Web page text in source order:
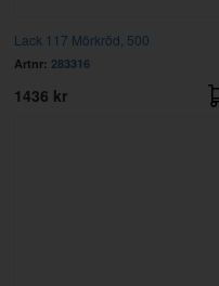
Lack 117 Mörkröd, 500
Artnr: 283316
1436 kr